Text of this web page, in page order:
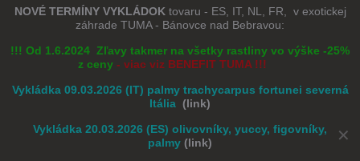
✕
NOVÉ TERMÍNY VYKLÁDOK tovaru - ES, IT, NL, FR, v exotickej
záhrade TUMA - Bánovce nad Bebravou:
!!! Od 1.6.2024 Zľavy takmer na všetky rastliny vo výške -25%
z ceny - viac viz BENEFIT TUMA !!!
Vykládka 09.03.2026 (IT) palmy trachycarpus fortunei severná
Itália (link)
Vykládka 20.03.2026 (ES) olivovníky, yuccy, figovníky,
palmy (link)